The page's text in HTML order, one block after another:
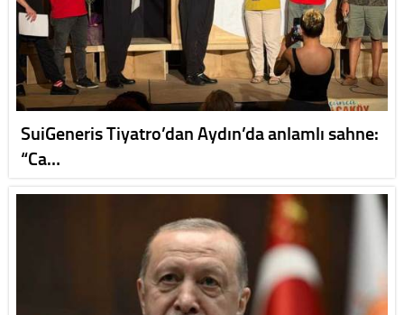
SuiGeneris Tiyatro’dan Aydın’da anlamlı sahne:
“Ca…